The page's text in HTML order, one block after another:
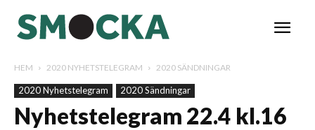
HEM 2020 NYHETSTELEGRAM 2020 SÄNDNINGAR
2020 Nyhetstelegram 2020 Sändningar
Nyhetstelegram 22.4 kl.16